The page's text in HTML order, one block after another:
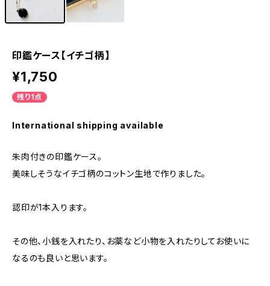
印鑑ケース【イチゴ柄】
¥1,750
残り1点
International shipping available
朱肉付きの印鑑ケース。
美味しそうなイチゴ柄のコットン生地で作りました。
認印が1本入ります。
その他、小銭を入れたり、お薬など小物を入れたりしてお使いに
なるのも良いと思います。